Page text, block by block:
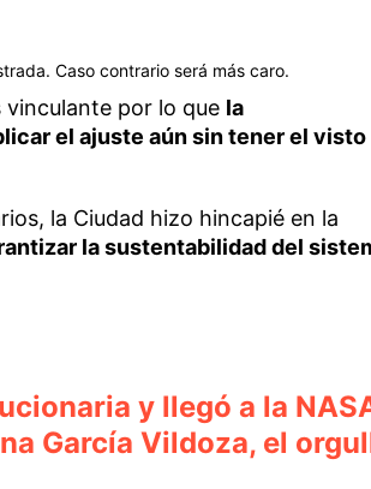
Caso contrario será más caro.
vinculante por lo que la
el ajuste aún sin tener el visto
la Ciudad hizo hincapié en la
la sustentabilidad del
y llegó a la
García Vildoza, el